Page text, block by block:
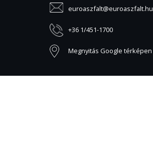
euroaszfalt@euroaszfalt.hu
+36 1/451-1700
Megnyitás Google térképen